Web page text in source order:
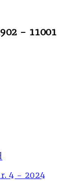
– 11001
4 – 2024